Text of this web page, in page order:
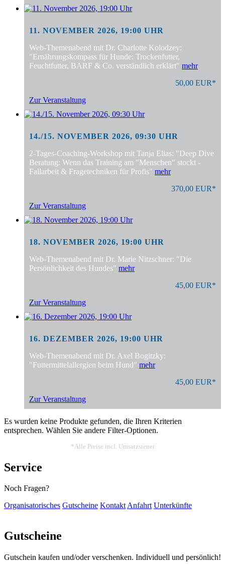
11. NOVEMBER 2026, 19:00 UHR
Web-Themenabend mit Dr. Charlotte Kolodzey:
"Ernährungskompass für Hunde: Trockenfutter,
Feuchtfutter, BARF & Co. verständlich erklärt" mehr
50,00 EUR*
Zur Veranstaltung
14./15. NOVEMBER 2026, 09:30 UHR
2-Tages-Coaching-Workshop mit Tanja Elias: "Deep Dive
Beratung: Wenn das Training am "Menschen" stockt -
Fallarbeit & Fragetechniken für Profis" mehr
370,00 EUR*
Zur Veranstaltung
18. NOVEMBER 2026, 19:00 UHR
Web-Themenabend mit Dr. Marie Nitzschner: "Die
Persönlichkeit des Hundes" mehr
45,00 EUR*
Zur Veranstaltung
16. DEZEMBER 2026, 19:00 UHR
Web-Themenabend mit Dr. Axel Bogitzky:
"Futtermittelallergien beim Hund" mehr
45,00 EUR*
Zur Veranstaltung
Es wurden keine Produkte gefunden, die Ihren Kriterien
entsprechen. Wählen Sie andere Filter-Optionen.
*Alle Preise incl. Umsatzsteuer
Service
Noch Fragen?
Organisatorisches Gutscheine KontaktAnfahrt Unterkünfte
Gutscheine
Gutschein kaufen und/oder verschenken. Individuell und persönlich!